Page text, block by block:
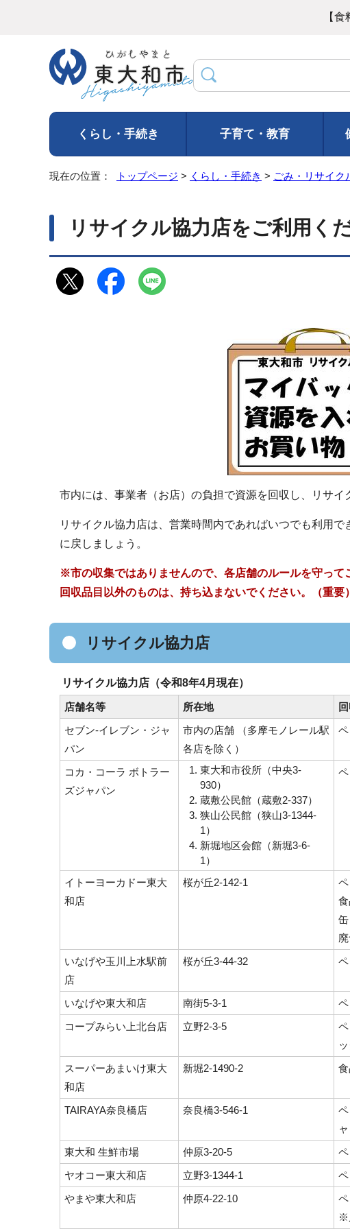
【
くらし・手続き 子育て・教育
現在の位置： トップページ > くらし・手続き > ごみ・リサイク
リサイクル協力店をご利用くだ
市内には、事業者（お店）の負担で資源を回収し、リサイ
リサイクル協力店は、営業時間内であればいつでも利用
に戻しましょう。
※市の収集ではありませんので、各店舗のルールを守って
回収品目以外のものは、持ち込まないでください。（重要）
リサイクル協力店
リサイクル協力店（令和8年4月現在）
店舗名等 所在地
セブン-イレブン・ジャ
パン
市内の店舗 （多摩モノレール駅
各店を除く）
コカ・コーラ ボトラー
ズジャパン
東大和市役所（中央3-
930）
蔵敷公民館（蔵敷2-337）
狭山公民館（狭山3-1344-
1）
新堀地区会館（新堀3-6-
1）
イトーヨーカドー東大
和店
桜が丘2-142-1
いなげや玉川上水駅前
店
桜が丘3-44-32
いなげや東大和店 南街5-3-1
コープみらい上北台店
立野2-3-5
スーパーあまいけ東大
和店
新堀2-1490-2
TAIRAYA奈良橋店 奈良橋3-546-1
東大和 生鮮市場
仲原3-20-5
ヤオコー東大和店
立野3-1344-1
やまや東大和店
仲原4-22-10
※